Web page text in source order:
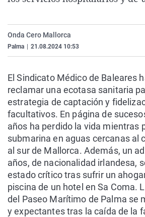
Onda Cero Mallorca
Palma 21.08.2024 10:53
El Sindicato Médico de Baleares
reclamar una ecotasa sanitaria
estrategia de captación y
facultativos. En página de
años ha perdido la vida mientras
submarina en aguas cercanas al
al sur de Mallorca. Además, un
años, de nacionalidad irlandesa,
estado crítico tras sufrir un
piscina de un hotel en Sa Coma.
del Paseo Marítimo de Palma se
y expectantes tras la caída de la